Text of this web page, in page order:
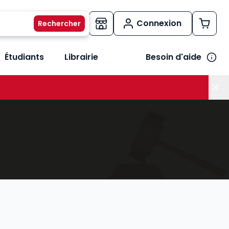
Connexion
métiers
le sous-menu Vos besoins
Étudiants Librairie Besoin d'aide